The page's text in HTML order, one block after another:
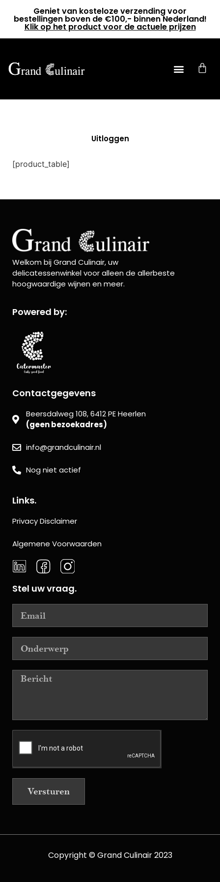
Geniet van kosteloze verzending voor
bestellingen boven de €100,- binnen Nederland!
Klik op het product voor de actuele prijzen
0
Uitloggen
[product_table]
Welkom bij Grand Culinair, uw
delicatessenwinkel voor alleen de allerbeste
hoogwaardige wijnen en meer.
Powered by:
Contactgegevens
Beersdalweg 108, 6412 PE Heerlen
(geen bezoekadres)
info@grandculinair.nl
Nog niet actief
Links.
Privacy Disclaimer
Algemene Voorwaarden
Stel uw vraag.
Versturen
Copyright © Grand Culinair 2023